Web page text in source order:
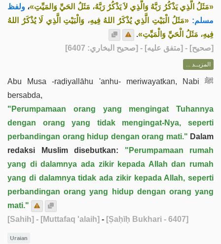
«مَثَلُ الَّذِي يَذْكُرُ رَبَّهُ وَالَّذِي لاَ يَذْكُرُ رَبَّهُ، مَثَلُ الحَيِّ وَالمَيِّتِ»، ولفظ
مسلم: «مَثَلُ الْبَيْتِ الَّذِي يُذْكَرُ اللهُ فِيهِ، وَالْبَيْتِ الَّذِي لَا يُذْكَرُ اللهُ
فِيهِ، مَثَلُ الْحَيِّ وَالْمَيِّتِ».
[صحيح] - [متفق عليه] - [صحيح البخاري: 6407]
المزيــد ...
Abu Musa -raḍiyallāhu 'anhu- meriwayatkan, Nabi ﷺ
bersabda,
"Perumpamaan orang yang mengingat Tuhannya
dengan orang yang tidak mengingat-Nya, seperti
perbandingan orang hidup dengan orang mati." Dalam
redaksi Muslim disebutkan: "Perumpamaan rumah
yang di dalamnya ada zikir kepada Allah dan rumah
yang di dalamnya tidak ada zikir kepada Allah, seperti
perbandingan orang yang hidup dengan orang yang
mati."
[Sahih] - [Muttafaq 'alaih] - [Ṣaḥīḥ Bukhari - 6407]
Uraian